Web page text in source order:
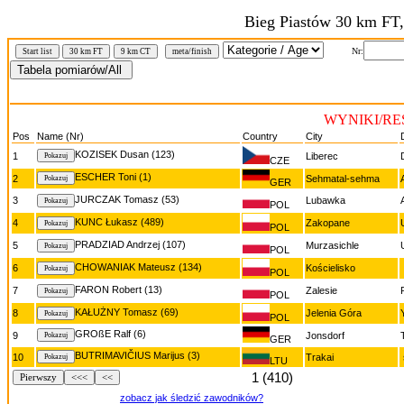
Bieg Piastów 30 km
Start list 30 km FT 9 km CT meta/finish Nr:
WYNIKI/
Pos Name (Nr) Country City
1
KOZISEK Dusan (123)
CZE Liberec
2 ESCHER Toni (1) GER Sehmatal-sehma
3
JURCZAK Tomasz (53) POL Lubawka
4 KUNC Łukasz (489) POL Zakopane
5 PRADZIAD Andrzej (107) POL Murzasichle
6 CHOWANIAK Mateusz (134) POL Kościelisko
7 FARON Robert (13) POL Zalesie
8 KAŁUŻNY Tomasz (69) POL Jelenia Góra
9 GROßE Ralf (6) GER Jonsdorf
10
BUTRIMAVIČIUS Marijus (3) LTU Trakai
Pierwszy <<< << 1 (410)
zobacz jak śledzić zawodników?